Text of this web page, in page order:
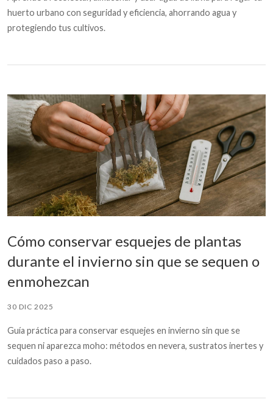
huerto urbano con seguridad y eficiencia, ahorrando agua y
protegiendo tus cultivos.
Cómo conservar esquejes de plantas
durante el invierno sin que se sequen o
enmohezcan
30 DIC 2025
Guía práctica para conservar esquejes en invierno sin que se
sequen ni aparezca moho: métodos en nevera, sustratos inertes y
cuidados paso a paso.